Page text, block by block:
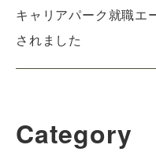
キャリアパーク就職エ
されました
Category